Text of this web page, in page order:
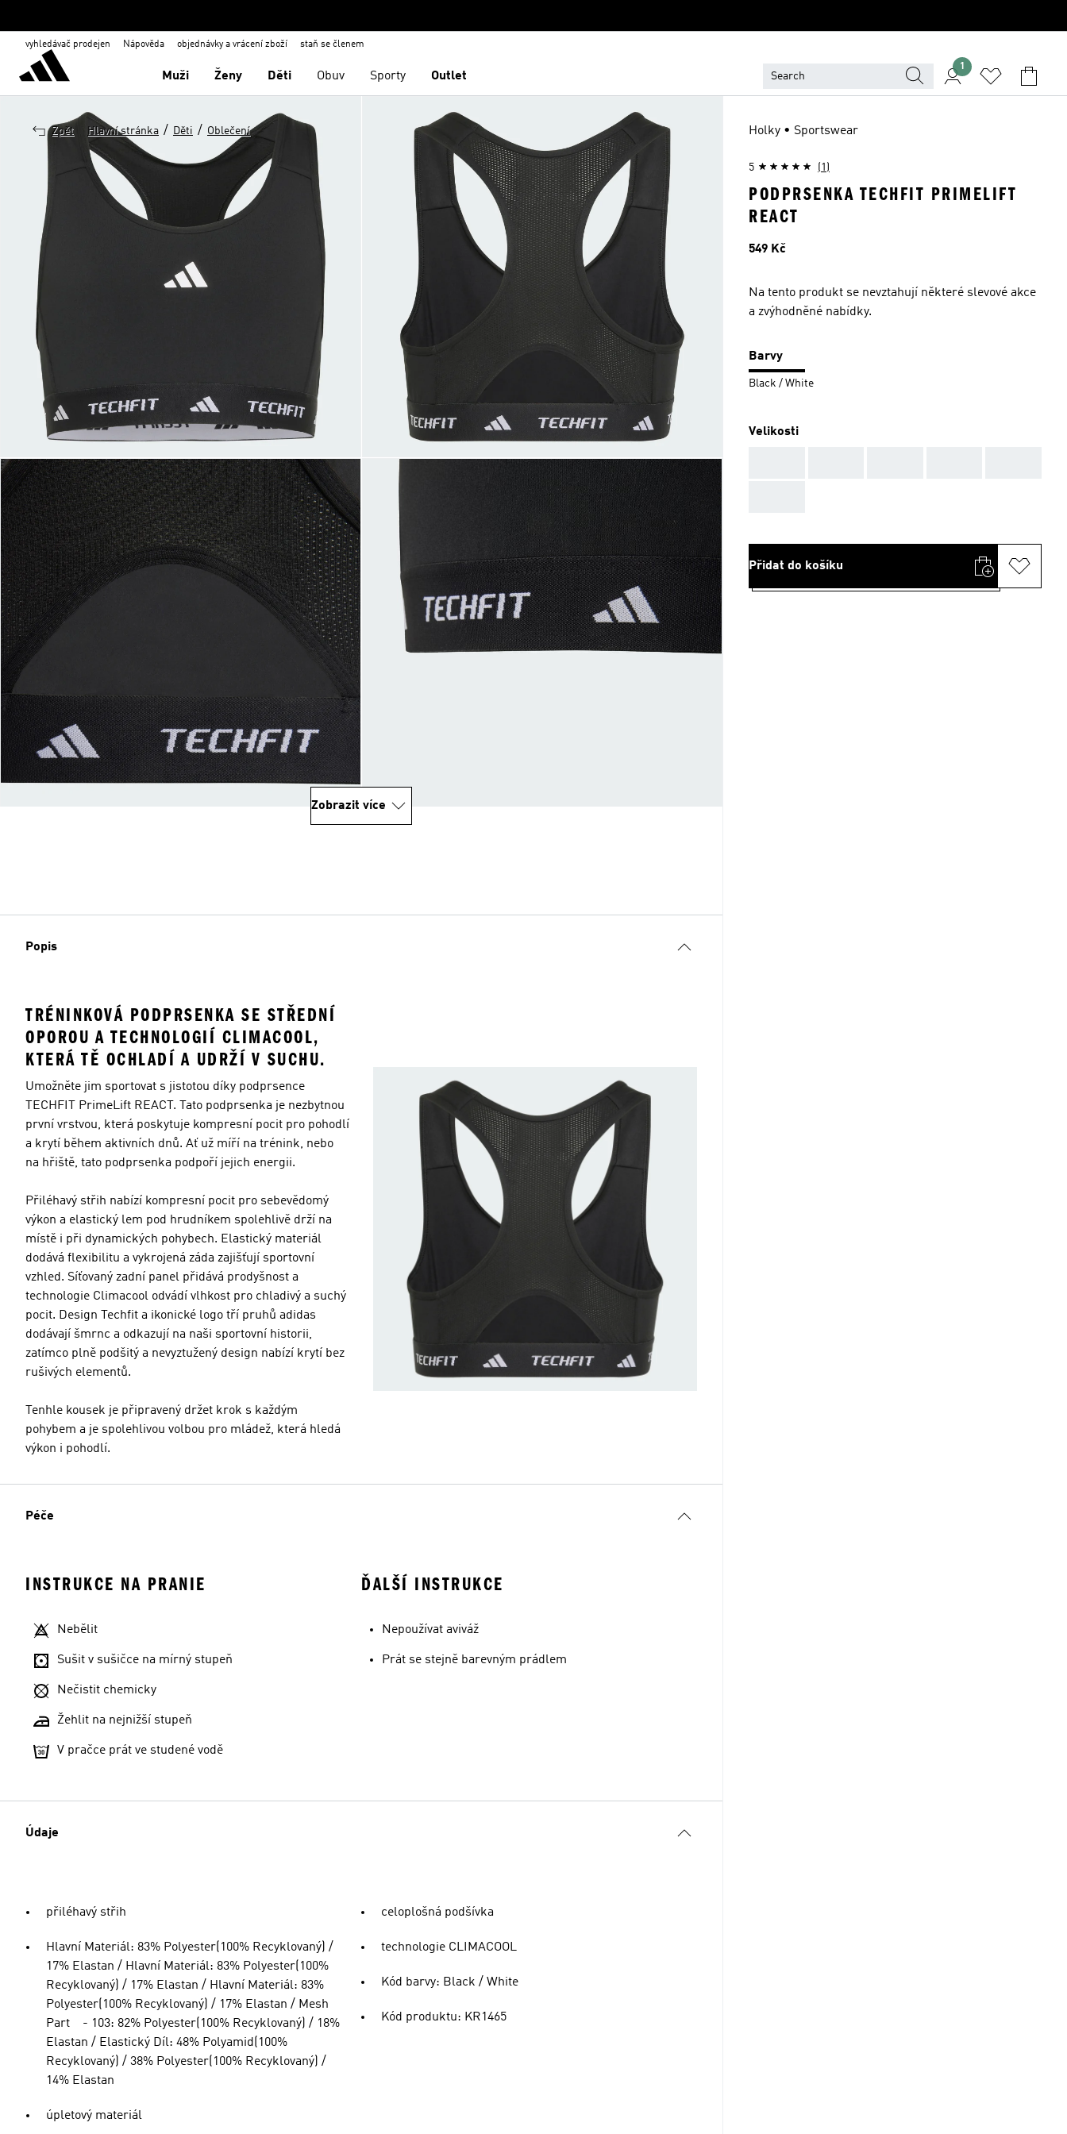
vyhledávač prodejen Nápověda objednávky a vrácení zboží staň se členem
Muži Ženy Děti Obuv Sporty Outlet
1
Zpět Hlavní stránka / Děti / Oblečení
Zobrazit více
Popis
TRÉNINKOVÁ PODPRSENKA SE STŘEDNÍ
OPOROU A TECHNOLOGIÍ CLIMACOOL,
KTERÁ TĚ OCHLADÍ A UDRŽÍ V SUCHU.
Umožněte jim sportovat s jistotou díky podprsence
TECHFIT PrimeLift REACT. Tato podprsenka je nezbytnou
první vrstvou, která poskytuje kompresní pocit pro pohodlí
a krytí během aktivních dnů. Ať už míří na trénink, nebo
na hřiště, tato podprsenka podpoří jejich energii.
Přiléhavý střih nabízí kompresní pocit pro sebevědomý
výkon a elastický lem pod hrudníkem spolehlivě drží na
místě i při dynamických pohybech. Elastický materiál
dodává flexibilitu a vykrojená záda zajišťují sportovní
vzhled. Síťovaný zadní panel přidává prodyšnost a
technologie Climacool odvádí vlhkost pro chladivý a suchý
pocit. Design Techfit a ikonické logo tří pruhů adidas
dodávají šmrnc a odkazují na naši sportovní historii,
zatímco plně podšitý a nevyztužený design nabízí krytí bez
rušivých elementů.
Tenhle kousek je připravený držet krok s každým
pohybem a je spolehlivou volbou pro mládež, která hledá
výkon i pohodlí.
Péče
INSTRUKCE NA PRANIE
Nebělit
Sušit v sušičce na mírný stupeň
Nečistit chemicky
Žehlit na nejnižší stupeň
V pračce prát ve studené vodě
ĎALŠÍ INSTRUKCE
Nepoužívat aviváž
Prát se stejně barevným prádlem
Údaje
přiléhavý střih
Hlavní Materiál: 83% Polyester(100% Recyklovaný) /
17% Elastan / Hlavní Materiál: 83% Polyester(100%
Recyklovaný) / 17% Elastan / Hlavní Materiál: 83%
Polyester(100% Recyklovaný) / 17% Elastan / Mesh
Part - 103: 82% Polyester(100% Recyklovaný) / 18%
Elastan / Elastický Díl: 48% Polyamid(100%
Recyklovaný) / 38% Polyester(100% Recyklovaný) /
14% Elastan
úpletový materiál
celoplošná podšívka
technologie CLIMACOOL
Kód barvy: Black / White
Kód produktu: KR1465
Holky • Sportswear
5 (1)
PODPRSENKA TECHFIT PRIMELIFT
REACT
Cena
549 Kč
Na tento produkt se nevztahují některé slevové akce
a zvýhodněné nabídky.
Barvy
Black / White
Velikosti
Přidat do košíku